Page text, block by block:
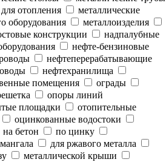
отопления
металлические
оборудования
металлоизделия
конструкции
надпалубные
нефте-бензиновые
нефтеперерабатывающие
нефтехранилища
помещения
ограды
опоры линий
площадки
отопительные
оцинкованные водостоки
на бетон
по цинку
мангала
для ржавого металла
металлической крыши